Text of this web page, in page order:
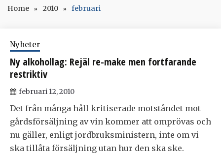
Home 2010 februari
Nyheter
Ny alkohollag: Rejäl re-make men fortfarande
restriktiv
februari 12, 2010
Det från många håll kritiserade motståndet mot
gårdsförsäljning av vin kommer att omprövas och
nu gäller, enligt jordbruksministern, inte om vi
ska tillåta försäljning utan hur den ska ske.